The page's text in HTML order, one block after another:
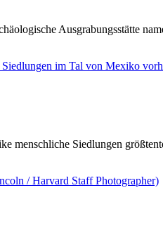
Ausgrabungsstätte
Siedlungen